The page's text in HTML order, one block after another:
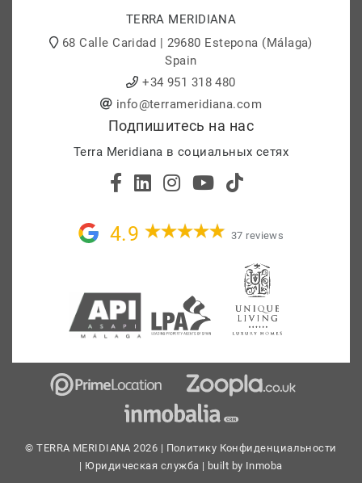
TERRA MERIDIANA
68 Calle Caridad | 29680 Estepona (Málaga)
Spain
+34 951 318 480
info@terrameridiana.com
Подпишитесь на нас
Terra Meridiana в социальных сетях
4.9 37 reviews
© TERRA MERIDIANA 2026 | Политику Конфиденциальности
| Юридическая служба | built by Inmoba